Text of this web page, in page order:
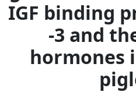
IGF binding
-3 and
hormones